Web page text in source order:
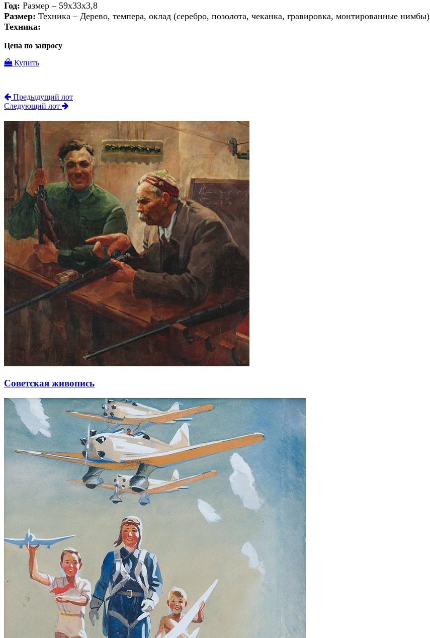
Год: Размер – 59х33х3,8
Размер: Техника – Дерево, темпера, оклад (серебро, позолота, чеканка, гравировка, монтированные нимбы)
Техника:
Цена по запросу
Купить
Предыдущий лот
Следующий лот
Советская живопись